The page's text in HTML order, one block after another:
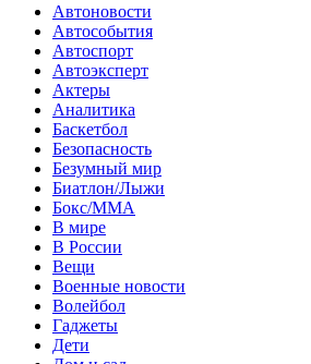
Автоновости
Автособытия
Автоспорт
Автоэксперт
Актеры
Аналитика
Баскетбол
Безопасность
Безумный мир
Биатлон/Лыжи
Бокс/MMA
В мире
В России
Вещи
Военные новости
Волейбол
Гаджеты
Дети